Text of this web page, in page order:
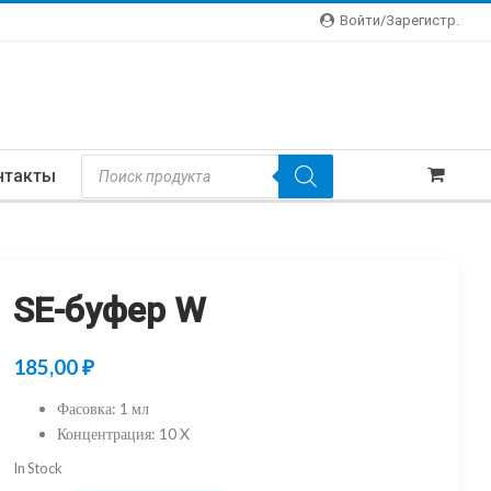
Войти/зарегистр.
Поиск
Товаров
SE-буфер W
185,00₽
Фасовка: 1 мл
Концентрация: 10 X
In Stock